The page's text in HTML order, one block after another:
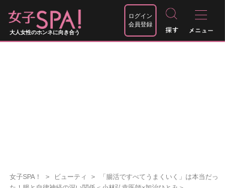
大人女性のホンネに向き合う
ログイン
会員登録
女子SPA！ ビューティ
「腸活ですべてうまくいく」は本当だっ